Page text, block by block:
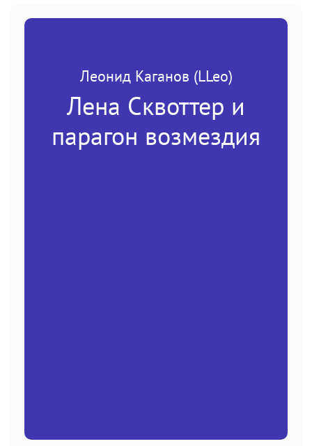
Леонид Каганов (LLeo)
Лена Сквоттер и
парагон возмездия